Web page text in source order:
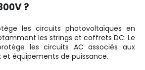
?
les circuits photovoltaïques en
les strings et coffrets DC. Le
les circuits AC associés aux
et équipements de puissance.